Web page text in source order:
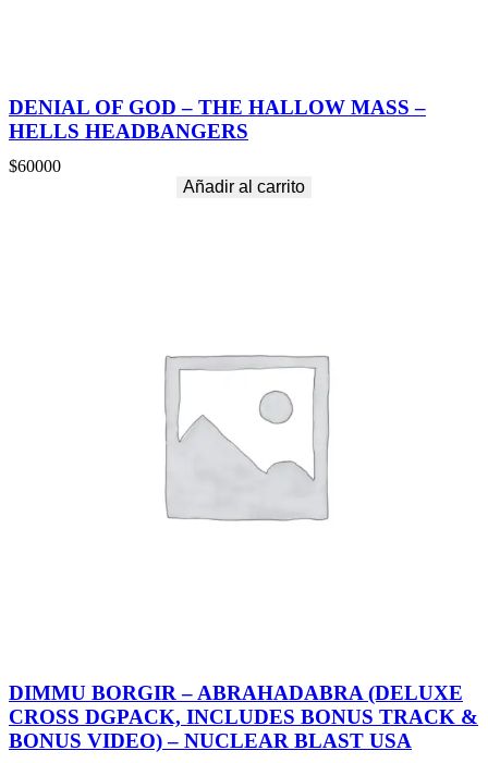
DENIAL OF GOD – THE HALLOW MASS –
HELLS HEADBANGERS
$60000
Añadir al carrito
DIMMU BORGIR – ABRAHADABRA (DELUXE
CROSS DGPACK, INCLUDES BONUS TRACK &
BONUS VIDEO) – NUCLEAR BLAST USA